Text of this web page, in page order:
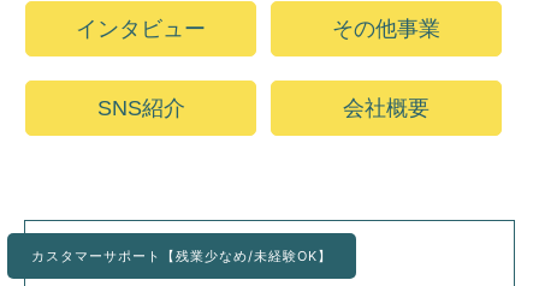
インタビュー その他事業
SNS紹介 会社概要
カスタマーサポート【残業少なめ/未経験OK】